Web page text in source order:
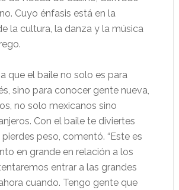
Cuyo énfasis está en la
la cultura, la danza y la música
que el baile no solo es para
sino para conocer gente nueva,
no solo mexicanos sino
Con el baile te diviertes
peso, comentó. “Este es
en grande en relación a los
entrar a las grandes
cuando. Tengo gente que